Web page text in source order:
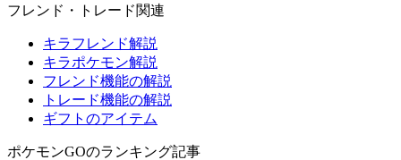
フレンド・トレード関連
キラフレンド解説
キラポケモン解説
フレンド機能の解説
トレード機能の解説
ギフトのアイテム
ポケモンGOのランキング記事